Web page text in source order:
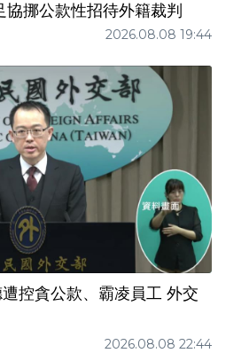
挪公款性招待外籍裁判
2026.08.08 19:44
控貪公款、霸凌員工 外交
2026.08.08 22:44